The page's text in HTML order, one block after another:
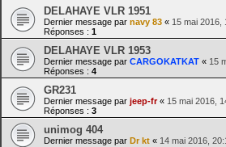
DELAHAYE VLR 1951
Dernier message par navy 83 « 15 mai 2016,
Réponses : 1
DELAHAYE VLR 1953
Dernier message par CARGOKATKAT « 15
Réponses : 4
GR231
Dernier message par jeep-fr« 15 mai 2016,
Réponses : 3
unimog 404
Dernier message par Dr kt « 14 mai 2016,